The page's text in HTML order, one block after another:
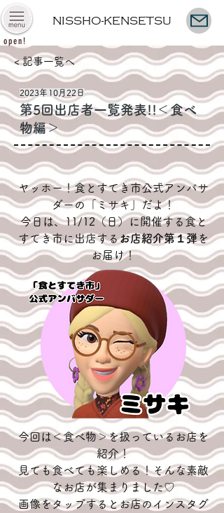
NISSHO-KENSETSU
open!
< 記事一覧へ
2023年10月22日
第5回出店者一覧発表!!＜食べ
物編＞
ヤッホー！食とすてき市公式アンバサ
ダーの「ミサキ」だよ！
今日は、11/12（日）に開催する食と
すてき市に出店するお店紹介第１弾を
お届け！
今回は＜食べ物＞を扱っているお店を
紹介！
見ても食べても楽しめる！そんな素敵
なお店が集まりました♡
画像をタップするとお店のインスタグ